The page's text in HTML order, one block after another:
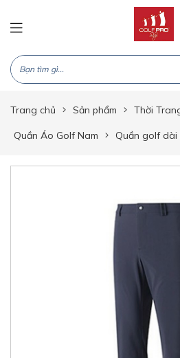
Trang chủ Sản phẩm Thời
Quần Áo Golf Nam Quần golf dài